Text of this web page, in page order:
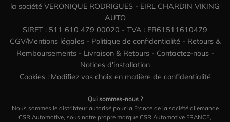
la société VERONIQUE RODRIGUES - EIRL CHARDIN VIKING
AUTO
SIRET : 511 610 479 00020 - TVA : FR61511610479
CGV/Mentions légales- Politique de confidentialité - Retours &
Remboursements- Livraison & Retours- Contactez-nous-
Notices d'installation
Cookies : Modifiez vos choix en matière de confidentialité
Qui sommes-nous ?
Nous sommes le distribteur autorisé pour la France de la société allemande
CSR Automotive, sous notre propre marque CSR Automotive FRANCE,